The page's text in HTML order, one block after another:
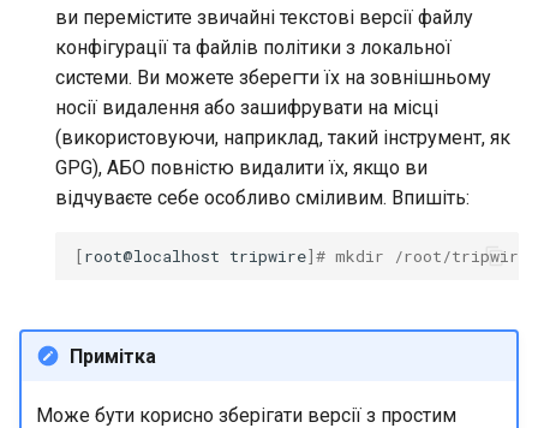
ви перемістите звичайні текстові версії файлу
конфігурації та файлів політики з локальної
системи. Ви можете зберегти їх на зовнішньому
носії видалення або зашифрувати на місці
(використовуючи, наприклад, такий інструмент, як
GPG), АБО повністю видалити їх, якщо ви
відчуваєте себе особливо сміливим. Впишіть:
[root@localhost tripwire]# mkdir /root/
Примітка
Може бути корисно зберігати версії з простим